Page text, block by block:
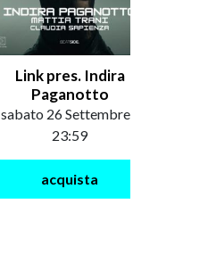
Link pres. Indira
Paganotto
sabato 26 Settembre /
23:59
acquista